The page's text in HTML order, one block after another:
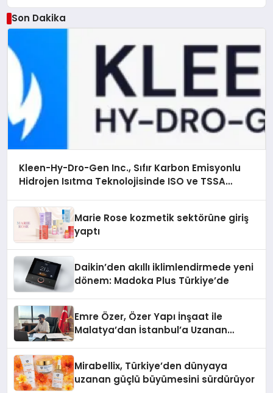
Son Dakika
Kleen-Hy-Dro-Gen Inc., Sıfır Karbon Emisyonlu
Hidrojen Isıtma Teknolojisinde ISO ve TSSA
Marie Rose kozmetik sektörüne giriş
yaptı
Daikin’den akıllı iklimlendirmede yeni
dönem: Madoka Plus Türkiye’de
Emre Özer, Özer Yapı İnşaat ile
Malatya’dan İstanbul’a Uzanan
Mirabellix, Türkiye’den dünyaya
uzanan güçlü büyümesini sürdürüyor